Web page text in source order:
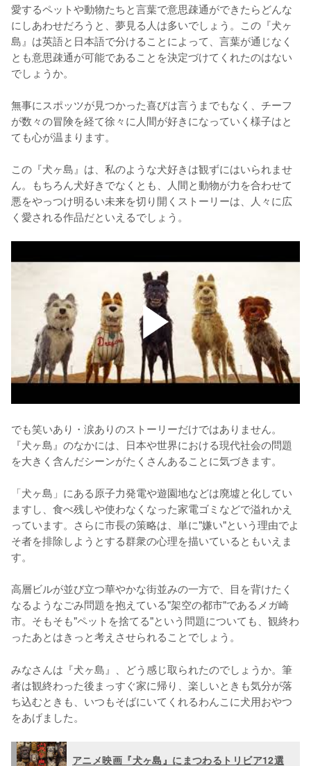
愛するペットや動物たちと言葉で意思疎通ができたらどんな
にしあわせだろうと、夢見る人は多いでしょう。この『犬ヶ
島』は英語と日本語で分けることによって、言葉が通じなく
とも意思疎通が可能であることを決定づけてくれたのはない
でしょうか。
無事にスポッツが見つかった喜びは言うまでもなく、チーフ
が数々の冒険を経て徐々に人間が好きになっていく様子はと
ても心が温まります。
この『犬ヶ島』は、私のような犬好きは観ずにはいられませ
ん。もちろん犬好きでなくとも、人間と動物が力を合わせて
悪をやっつけ明るい未来を切り開くストーリーは、人々に広
く愛される作品だといえるでしょう。
でも笑いあり・涙ありのストーリーだけではありません。
『犬ヶ島』のなかには、日本や世界における現代社会の問題
を大きく含んだシーンがたくさんあることに気づきます。
「犬ヶ島」にある原子力発電や遊園地などは廃墟と化してい
ますし、食べ残しや使わなくなった家電ゴミなどで溢れかえ
っています。さらに市長の策略は、単に"嫌い"という理由でよ
そ者を排除しようとする群衆の心理を描いているともいえま
す。
高層ビルが並び立つ華やかな街並みの一方で、目を背けたく
なるようなごみ問題を抱えている"架空の都市"であるメガ崎
市。そもそも"ペットを捨てる"という問題についても、観終わ
ったあとはきっと考えさせられることでしょう。
みなさんは『犬ヶ島』、どう感じ取られたのでしょうか。筆
者は観終わった後まっすぐ家に帰り、楽しいときも気分が落
ち込むときも、いつもそばにいてくれるわんこに犬用おやつ
をあげました。
アニメ映画『犬ヶ島』にまつわるトリビア12選